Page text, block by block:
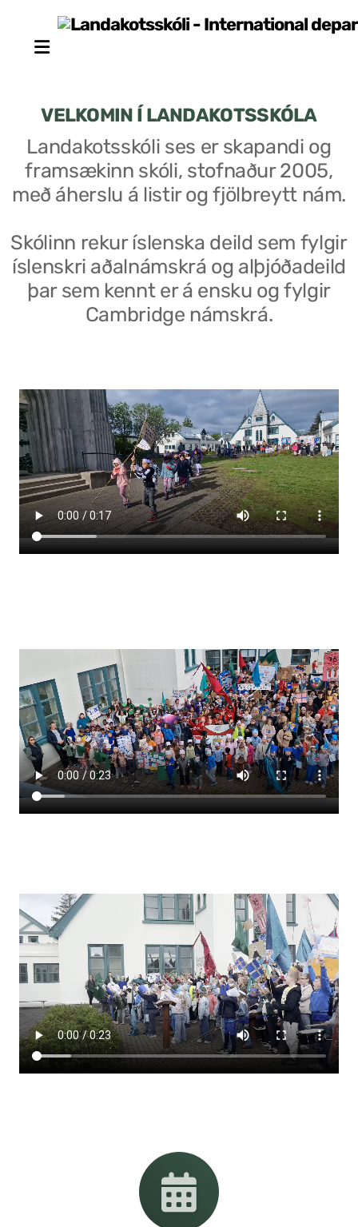
VELKOMIN Í LANDAKOTSSKÓLA
Landakotsskóli ses er skapandi og
framsækinn skóli, stofnaður 2005,
með áherslu á listir og fjölbreytt nám.
Skólinn rekur íslenska deild sem fylgir
íslenskri aðalnámskrá og alþjóðadeild
þar sem kennt er á ensku og fylgir
Cambridge námskrá.
Stjórn sjálfseignarstofnunar
Skólaráð
Fundargerðir skólaráðs
Stjórnendateymi
Skólareglur
Starfsáætlun
Frístund
Upplýsingar um innritun
Námsmat
Læsi
Lestrarheftin
Náms- og kennsluáætlanir
Námsráðgjafi
Stundaskrár
Valgreinar
Umsókn um val utanskóla
Foreldrafélag
Samstarf heimilis og skóla